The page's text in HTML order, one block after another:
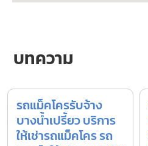
บทความ
รถแม็คโครรับจ้าง
บางน้ำเปรี้ยว บริการ
ให้เช่ารถแม็คโคร รถ